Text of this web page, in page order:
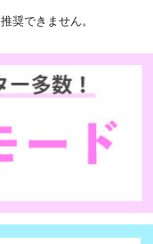
奨できません。